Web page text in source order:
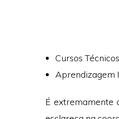
Cursos
Aprendizagem
É extremamente